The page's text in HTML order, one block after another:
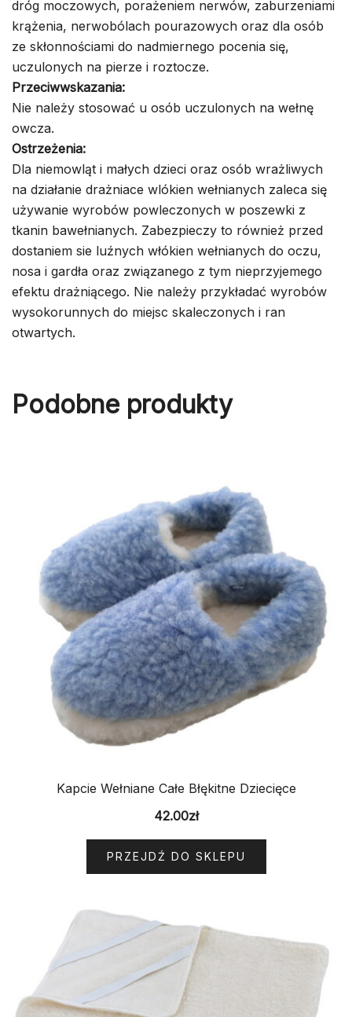
dróg moczowych, porażeniem nerwów, zaburzeniami
krążenia, nerwobólach pourazowych oraz dla osób
ze skłonnościami do nadmiernego pocenia się,
uczulonych na pierze i roztocze.
Przeciwwskazania:
Nie należy stosować u osób uczulonych na wełnę
owcza.
Ostrzeżenia:
Dla niemowląt i małych dzieci oraz osób wrażliwych
na działanie drażniace wlókien wełnianych zaleca się
używanie wyrobów powleczonych w poszewki z
tkanin bawełnianych. Zabezpieczy to również przed
dostaniem sie luźnych włókien wełnianych do oczu,
nosa i gardła oraz związanego z tym nieprzyjemego
efektu drażniącego. Nie należy przykładać wyrobów
wysokorunnych do miejsc skaleczonych i ran
otwartych.
Podobne produkty
Kapcie Wełniane Całe Błękitne Dziecięce
42.00zł
PRZEJDŹ DO SKLEPU